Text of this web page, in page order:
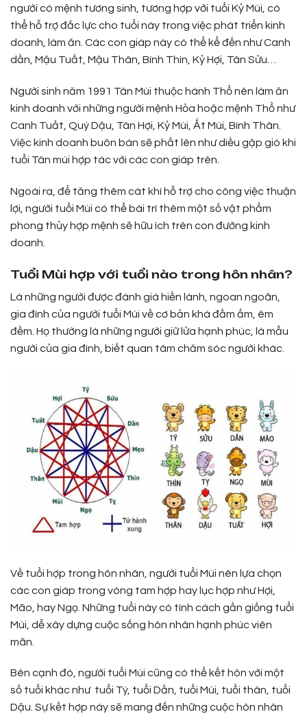
người có mệnh tương sinh, tương hợp với tuổi Kỷ Mùi, có
thể hỗ trợ đắc lực cho tuổi này trong việc phát triển kinh
doanh, làm ăn. Các con giáp này có thể kể đến như Canh
dần, Mậu Tuất, Mậu Thân, Bính Thìn, Kỷ Hợi, Tân Sửu…
Người sinh năm 1991 Tân Mùi thuộc hành Thổ nên làm ăn
kinh doanh với những người mệnh Hỏa hoặc mệnh Thổ như
Canh Tuất, Quý Dậu, Tân Hợi, Kỷ Mùi, Ất Mùi, Bính Thân.
Việc kinh doanh buôn bán sẽ phất lên như diều gặp gió khi
tuổi Tân mùi hợp tác với các con giáp trên.
Ngoài ra, để tăng thêm cát khí hỗ trợ cho công việc thuận
lợi, người tuổi Mùi có thể bài trí thêm một số vật phẩm
phong thủy hợp mệnh sẽ hữu ích trên con đường kinh
doanh.
Tuổi Mùi hợp với tuổi nào trong hôn nhân?
Là những người được đánh giá hiền lành, ngoan ngoãn,
gia đình của người tuổi Mùi về cơ bản khá đầm ấm, êm
đềm. Họ thường là những người giữ lửa hạnh phúc, là mẫu
người của gia đình, biết quan tâm chăm sóc người khác.
Về tuổi hợp trong hôn nhân, người tuổi Mùi nên lựa chọn
các con giáp trong vòng tam hợp hay lục hợp như Hợi,
Mão, hay Ngọ. Những tuổi này có tính cách gần giống tuổi
Mùi, dễ xây dựng cuộc sống hôn nhân hạnh phúc viên
mãn.
Bên cạnh đó, người tuổi Mùi cũng có thể kết hôn với một
số tuổi khác như tuổi Tý, tuổi Dần, tuổi Mùi, tuổi thân, tuổi
Dậu. Sự kết hợp này sẽ mang đến những cuộc hôn nhân